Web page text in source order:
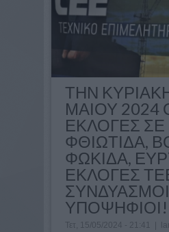
ΤΗΝ
ΜΑΙΟΥ 2024
ΕΚΛΟΓΕΣ ΣΕ
ΦΘΙΩΤΙΔΑ,
ΦΩΚΙΔΑ,
ΕΚΛΟΓΕΣ
ΣΥΝΔΥΑΣΜΟΙ
ΥΠΟΨΗΦΙΟΙ!
Τετ, 15/05/2024 - 21:41 |